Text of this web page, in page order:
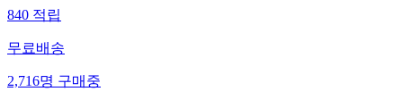
840적립
무료배송
2,716명구매중